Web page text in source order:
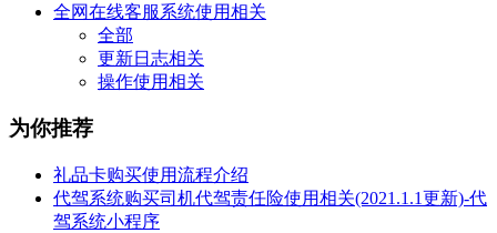
全网在线客服系统使用相关
全部
更新日志相关
操作使用相关
为你推荐
礼品卡购买使用流程介绍
代驾系统购买司机代驾责任险使用相关(2021.1.1更新)-代
驾系统小程序